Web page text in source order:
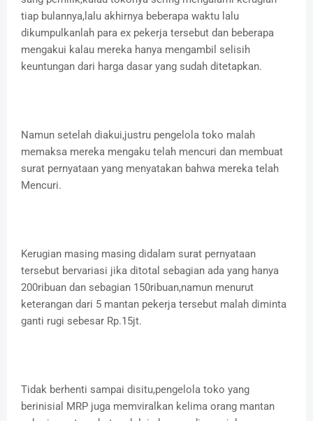
tiap bulannya,lalu akhirnya beberapa waktu lalu
dikumpulkanlah para ex pekerja tersebut dan beberapa
mengakui kalau mereka hanya mengambil selisih
keuntungan dari harga dasar yang sudah ditetapkan.
Namun setelah diakui,justru pengelola toko malah
memaksa mereka mengaku telah mencuri dan membuat
surat pernyataan yang menyatakan bahwa mereka telah
Mencuri.
Kerugian masing masing didalam surat pernyataan
tersebut bervariasi jika ditotal sebagian ada yang hanya
200ribuan dan sebagian 150ribuan,namun menurut
keterangan dari 5 mantan pekerja tersebut malah diminta
ganti rugi sebesar Rp.15jt.
Tidak berhenti sampai disitu,pengelola toko yang
berinisial MRP juga memviralkan kelima orang mantan